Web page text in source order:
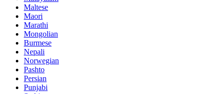
Maltese
Maori
Marathi
Mongolian
Burmese
Nepali
Norwegian
Pashto
Persian
Punjabi